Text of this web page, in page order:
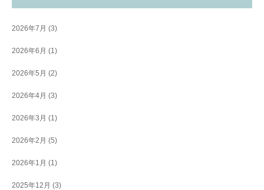
2026年7月 (3)
2026年6月 (1)
2026年5月 (2)
2026年4月 (3)
2026年3月 (1)
2026年2月 (5)
2026年1月 (1)
2025年12月 (3)